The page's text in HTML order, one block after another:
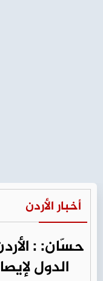
أخبار الأردن
حسّان: :
الدول